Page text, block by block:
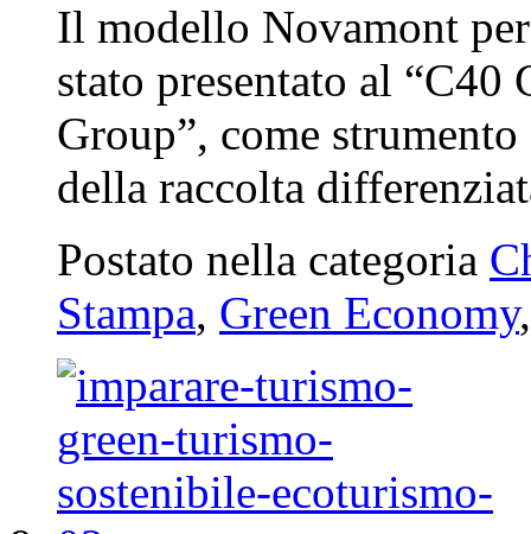
Il modello Novamont
stato presentato al
Group”, come
della raccolta
Postato nella categoria
Stampa, Green Economy